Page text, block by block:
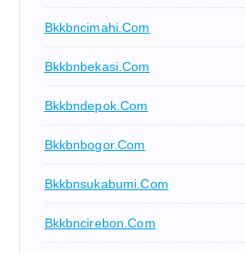
Bkkbncimahi.com
Bkkbnbekasi.com
Bkkbndepok.com
Bkkbnbogor.com
Bkkbnsukabumi.com
Bkkbncirebon.com